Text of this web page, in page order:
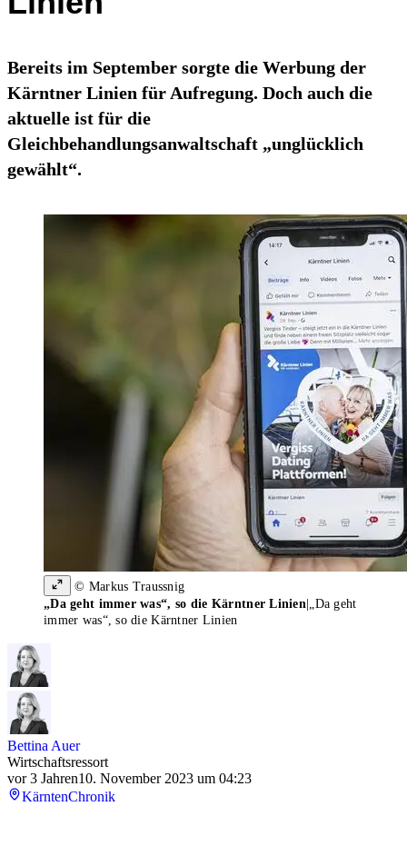
Bereits im September sorgte die Werbung der
Kärntner Linien für Aufregung. Doch auch die
aktuelle ist für die
Gleichbehandlungsanwaltschaft „unglücklich
gewählt“.
© Markus Traussnig
„Da geht immer was“, so die Kärntner Linien „Da geht
immer was“, so die Kärntner Linien
Bettina Auer
Wirtschaftsressort
vor 3 Jahren10. November 2023 um 04:23
KärntenChronik